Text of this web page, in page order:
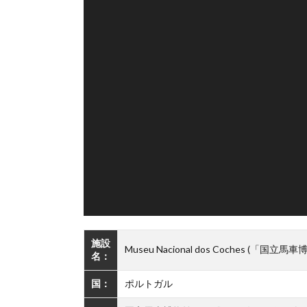
施設
名：
Museu Nacional dos Coches (「国立馬車
国： ポルトガル